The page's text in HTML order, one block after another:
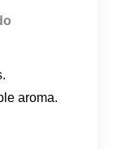
aroma.